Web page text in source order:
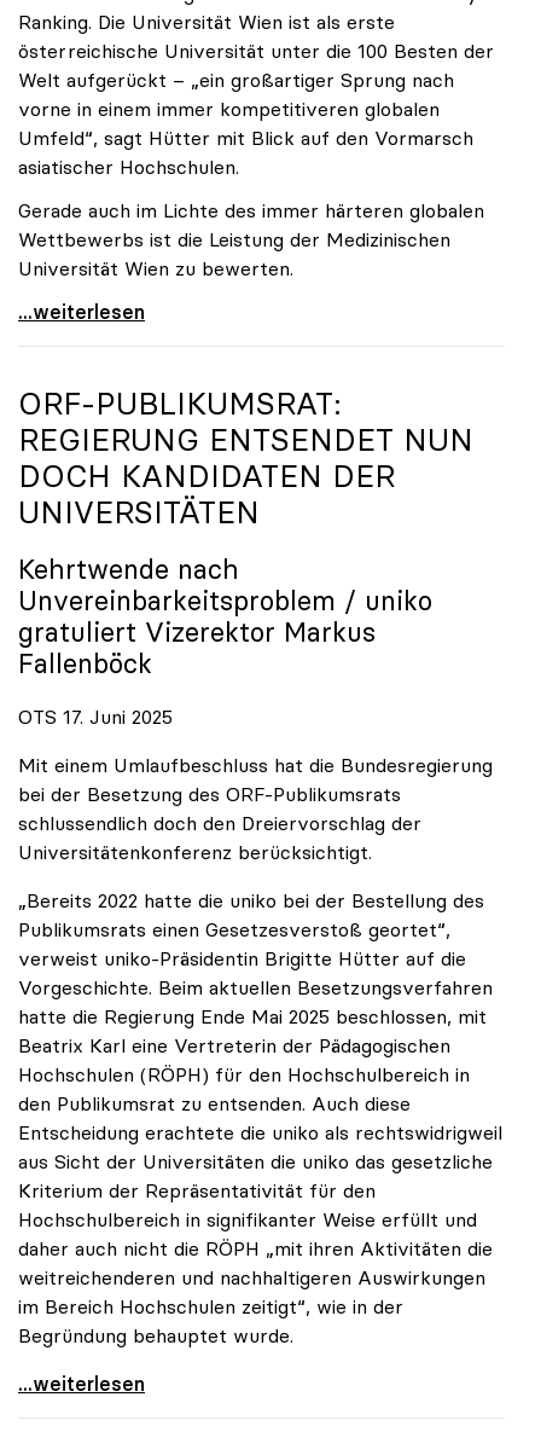
Ranking. Die Universität Wien ist als erste
österreichische Universität unter die 100 Besten der
Welt aufgerückt – „ein großartiger Sprung nach
vorne in einem immer kompetitiveren globalen
Umfeld“, sagt Hütter mit Blick auf den Vormarsch
asiatischer Hochschulen.
Gerade auch im Lichte des immer härteren globalen
Wettbewerbs ist die Leistung der Medizinischen
Universität Wien zu bewerten.
„Top-Rankingplätze heimischer Universitäten geben
...weiterlesen
ORF-PUBLIKUMSRAT:
REGIERUNG ENTSENDET NUN
DOCH KANDIDATEN DER
UNIVERSITÄTEN
Kehrtwende nach
Unvereinbarkeitsproblem / uniko
gratuliert Vizerektor Markus
Fallenböck
OTS 17. Juni 2025
Mit einem Umlaufbeschluss hat die Bundesregierung
bei der Besetzung des ORF-Publikumsrats
schlussendlich doch den Dreiervorschlag der
Universitätenkonferenz berücksichtigt.
„Bereits 2022 hatte die uniko bei der Bestellung des
Publikumsrats einen Gesetzesverstoß geortet“,
verweist uniko-Präsidentin Brigitte Hütter auf die
Vorgeschichte. Beim aktuellen Besetzungsverfahren
hatte die Regierung Ende Mai 2025 beschlossen, mit
Beatrix Karl eine Vertreterin der Pädagogischen
Hochschulen (RÖPH) für den Hochschulbereich in
den Publikumsrat zu entsenden. Auch diese
Entscheidung erachtete die uniko als rechtswidrigweil
aus Sicht der Universitäten die uniko das gesetzliche
Kriterium der Repräsentativität für den
Hochschulbereich in signifikanter Weise erfüllt und
daher auch nicht die RÖPH „mit ihren Aktivitäten die
weitreichenderen und nachhaltigeren Auswirkungen
im Bereich Hochschulen zeitigt“, wie in der
Begründung behauptet wurde.
ORF-Publikumsrat: Regierung entsendet nun doch
...weiterlesen